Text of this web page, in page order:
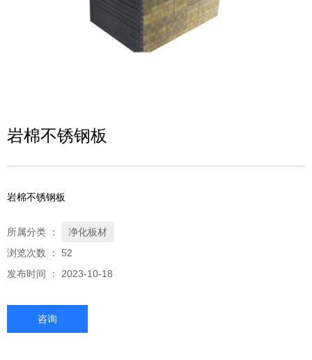
岩棉不锈钢板
岩棉不锈钢板
所属分类 ：
净化板材
浏览次数 ： 52
发布时间 ： 2023-10-18
咨询